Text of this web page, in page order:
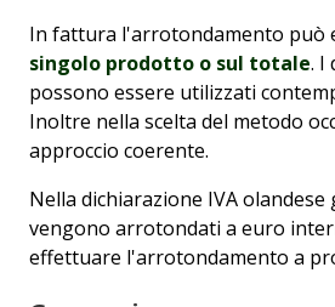
In fattura l'arrotondamento può
singolo prodotto o sul totale. I
possono essere utilizzati
Inoltre nella scelta del metodo
approccio coerente.
Nella dichiarazione IVA
vengono arrotondati a euro
effettuare l'arrotondamento a